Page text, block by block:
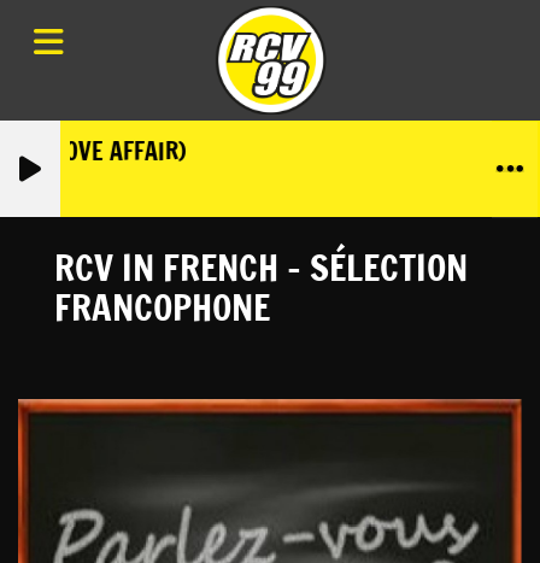
LOVE AFFAIR)
RCV IN FRENCH - SÉLECTION
FRANCOPHONE